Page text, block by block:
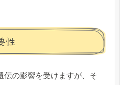
性
伝の影響を受けますが、そ